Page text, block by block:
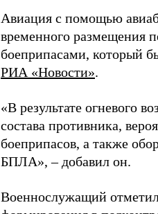
Авиация с помощью
временного размещения
боеприпасами, который
РИА «Новости».
«В результате огневого
состава противника,
боеприпасов, а также
БПЛА», – добавил он.
Военнослужащий